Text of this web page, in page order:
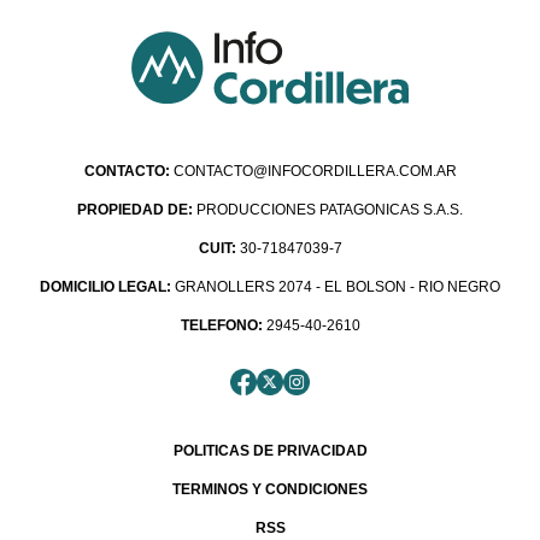
CONTACTO: CONTACTO@INFOCORDILLERA.COM.AR
PROPIEDAD DE: PRODUCCIONES PATAGONICAS S.A.S.
CUIT: 30-71847039-7
DOMICILIO LEGAL: GRANOLLERS 2074 - EL BOLSON - RIO NEGRO
TELEFONO: 2945-40-2610
POLITICAS DE PRIVACIDAD
TERMINOS Y CONDICIONES
RSS